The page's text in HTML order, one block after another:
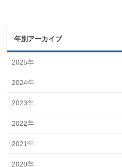
年別アーカイブ
2025年
2024年
2023年
2022年
2021年
2020年